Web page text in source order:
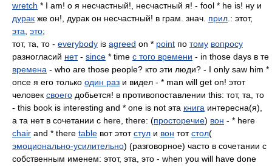
wretch * I am! о я несчастный!, несчастный я! - fool * he is! ну и
дурак же он!, дурак он несчастный! в грам. знач. прил .: этот,
эта это;
тот, та, то - everybody is agreed on * point по тому вопросу
разногласий нет- since * time с того времени - in those days в те
времена - who are those people? кто эти люди? - I only saw him *
once я его только один раз и видел - * man will get on! этот
человек своего добьется! в противопоставлении this: тот, та, то
- this book is interesting and * one is not эта книга интересна(я),
а та нет в сочетании с here, there: (просторечие) вон - * here
chair and * there table вот этотстул и вон тотстол(
эмоционально-усилительно) (разговорное) часто в сочетании с
собственным именем: этот, эта, это - when you will have done